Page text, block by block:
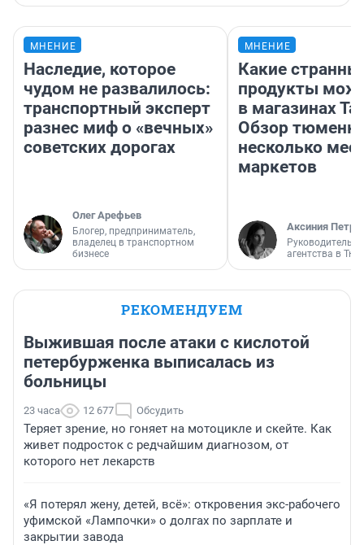
МНЕНИЕ
Наследие, которое
чудом не развалилось:
транспортный эксперт
разнес миф о «вечных»
советских дорогах
Олег Арефьев
Блогер, предприниматель,
владелец в транспортном
бизнесе
МНЕНИЕ
Какие
продукты
в магазинах
Обзор
несколько
маркетов
Аксиния
Руководитель
агентства в
РЕКОМЕНДУЕМ
Выжившая после атаки с кислотой
петербурженка выписалась из
больницы
23 часа 12 677 Обсудить
Теряет зрение, но гоняет на мотоцикле и скейте. Как
живет подросток с редчайшим диагнозом, от
которого нет лекарств
«Я потерял жену, детей, всё»: откровения экс-рабочего
уфимской «Лампочки» о долгах по зарплате и
закрытии завода